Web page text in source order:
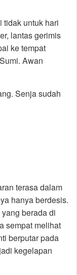
tidak untuk hari
lantas gerimis
ke tempat
Awan
Senja sudah
terasa dalam
hanya berdesis.
berada di
sempat melihat
berputar pada
kegelapan